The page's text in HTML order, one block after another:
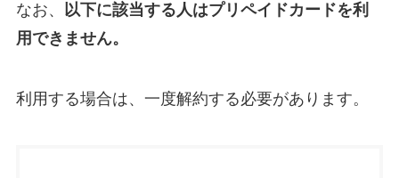
なお、 以下に該当する人はプリペイドカードを利
用できません。
利用する場合は、一度解約する必要があります。